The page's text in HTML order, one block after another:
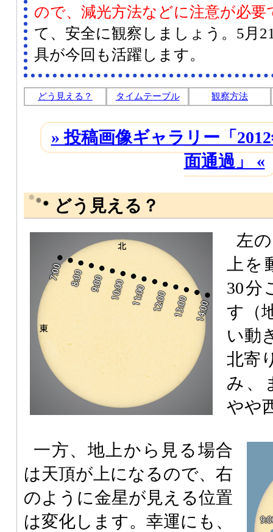
ので、減光方法などに注意が必要
て、安全に観察しましょう。5月
具が今回も活躍します。
どう見える？ タイムテーブル 観察方法
» 投稿画像ギャラリー「
面通過」 «
どう見える？
左
上を
30分
す（
い動
北寄
み、
やや
一方、地上から見る場合
は天頂が上になるので、右
のように金星が見える位置
は変化します。幸運にも、